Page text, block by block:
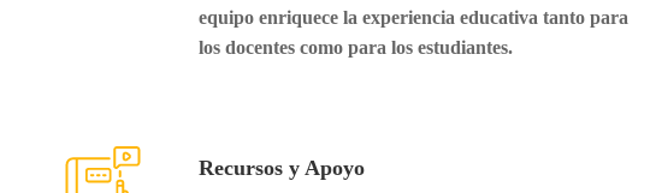
equipo enriquece la experiencia educativa tanto para
los docentes como para los estudiantes.
Recursos y Apoyo